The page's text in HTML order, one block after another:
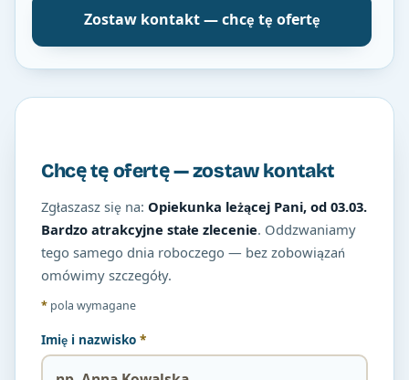
Zostaw kontakt — chcę tę ofertę
Chcę tę ofertę — zostaw kontakt
Zgłaszasz się na: Opiekunka leżącej Pani, od 03.03.
Bardzo atrakcyjne stałe zlecenie. Oddzwaniamy
tego samego dnia roboczego — bez zobowiązań
omówimy szczegóły.
* pola wymagane
Imię i nazwisko *